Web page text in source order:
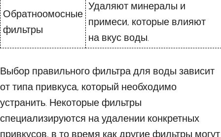
Обратноомосные
фильтры
Удаляют минералы и
примеси, которые влияют
на вкус воды.
Выбор правильного фильтра для воды зависит
от типа привкуса, который необходимо
устранить. Некоторые фильтры
специализируются на удалении конкретных
привкусов, в то время как другие фильтры могут